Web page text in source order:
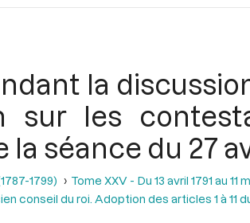
la
les
séance du 27
1799) Tome XXV - Du 13 avril 1791 au 11
conseil du roi. Adoption des articles 1 à 11